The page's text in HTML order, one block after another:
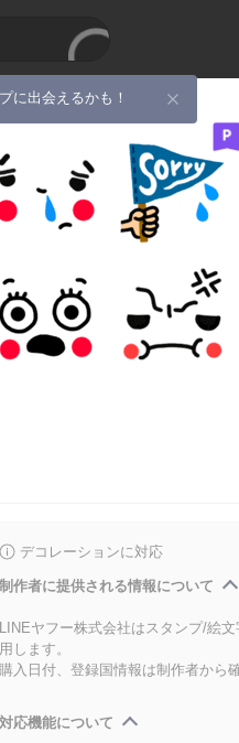
に出会えるかも！
デコレーションに対応
制作者に提供される情報について
LINEヤフー株式会社はスタンプ/絵
用します。
購入日付、登録国情報は制作者から
対応機能について